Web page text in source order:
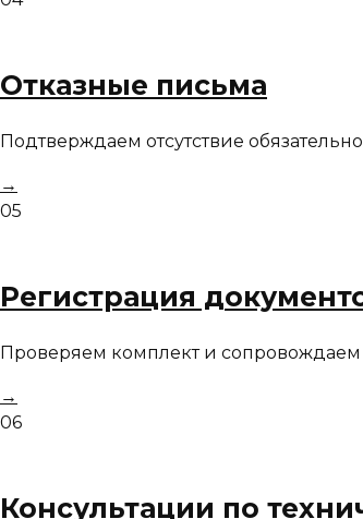
Отказные письма
Подтверждаем отсутствие
→
05
Регистрация
Проверяем комплект и сопровождаем
→
06
Консультации по